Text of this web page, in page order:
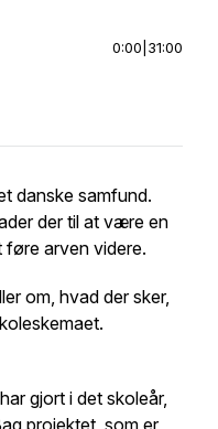
0:00 31:00
danske samfund.
der til at være en
arven videre.
om, hvad der sker,
gjort i det skoleår,
projektet, som er